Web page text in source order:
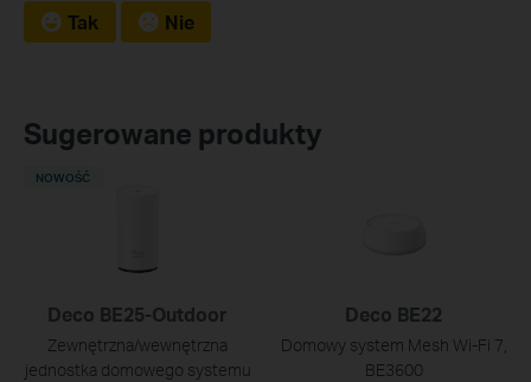
Tak Nie
Sugerowane produkty
Deco BE25-Outdoor
Zewnętrzna/wewnętrzna
jednostka domowego systemu
NOWOŚĆ
Deco BE22
Domowy system Mesh Wi‑Fi 7,
BE3600